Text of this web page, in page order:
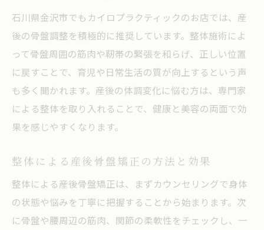
石川県金沢市でもカイロプラクティックのお店では、産
後の骨盤調整を積極的に推奨しています。整体施術によ
って骨盤周囲の筋肉や靭帯の緊張を和らげ、正しい位置
に戻すことで、育児や日常生活の質が向上するという声
も多く聞かれます。産後の体調変化に悩む方は、専門家
による整体を取り入れることで、健康と美容の両面で効
果を感じやすくなります。
整体による産後骨盤矯正の方法と効果
整体による産後骨盤矯正は、まずカウンセリングで身体
の状態や悩みを丁寧に把握することから始まります。次
に骨盤や腰周辺の筋肉、関節の柔軟性をチェックし、一